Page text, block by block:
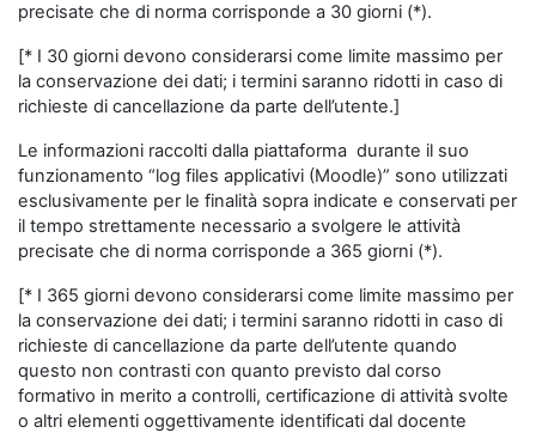
precisate che di norma corrisponde a 30 giorni (*).
[* I 30 giorni devono considerarsi come limite massimo per
la conservazione dei dati; i termini saranno ridotti in caso di
richieste di cancellazione da parte dell’utente.]
Le informazioni raccolti dalla piattaforma durante il suo
funzionamento “log files applicativi (Moodle)” sono utilizzati
esclusivamente per le finalità sopra indicate e conservati per
il tempo strettamente necessario a svolgere le attività
precisate che di norma corrisponde a 365 giorni (*).
[* I 365 giorni devono considerarsi come limite massimo per
la conservazione dei dati; i termini saranno ridotti in caso di
richieste di cancellazione da parte dell’utente quando
questo non contrasti con quanto previsto dal corso
formativo in merito a controlli, certificazione di attività svolte
o altri elementi oggettivamente identificati dal docente